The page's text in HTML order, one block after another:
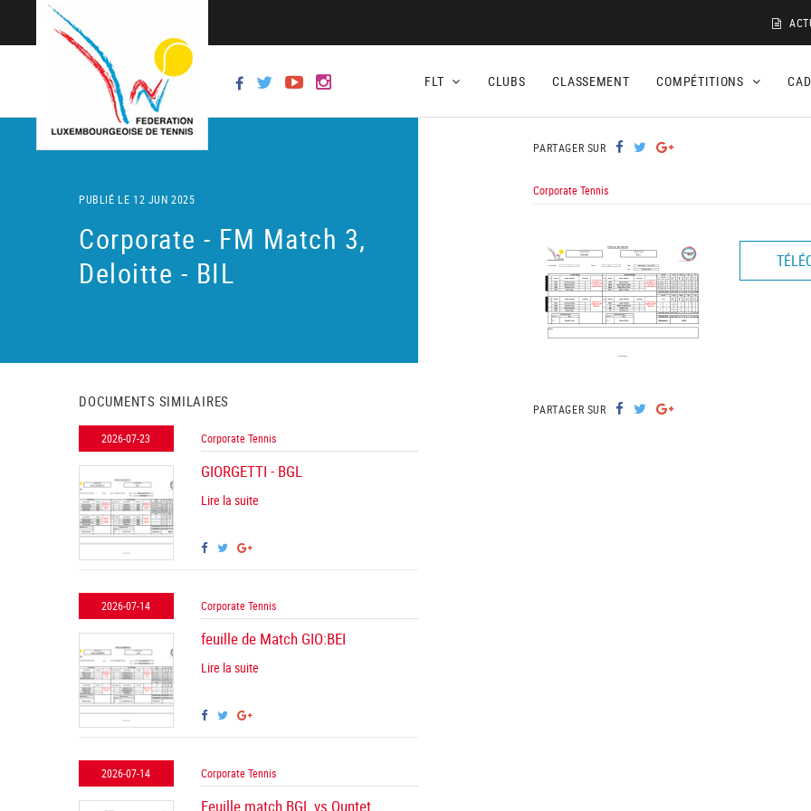
FLT CLUBS CLASSEMENT COMPÉTITIONS
PUBLIÉ LE 12 JUN 2025
Corporate - FM Match 3,
Deloitte - BIL
DOCUMENTS SIMILAIRES
2026-07-23 Corporate Tennis
GIORGETTI - BGL
Lire la suite
2026-07-14 Corporate Tennis
feuille de Match GIO:BEI
Lire la suite
2026-07-14 Corporate Tennis
Feuille match BGL vs Quntet
PARTAGER SUR
Corporate Tennis
PARTAGER SUR